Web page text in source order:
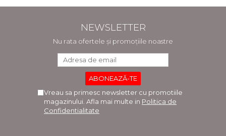
NEWSLETTER
Nu rata ofertele și promoțiile noastre
Vreau sa primesc newsletter cu promotiile
magazinului. Afla mai multe in Politica de
Confidentialitate